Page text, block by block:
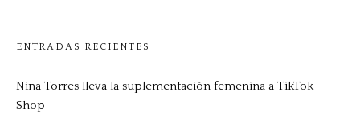
ENTRADAS RECIENTES
Nina Torres lleva la suplementación femenina a TikTok
Shop